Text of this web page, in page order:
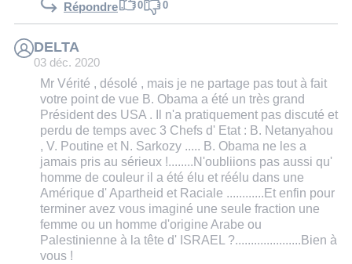
Répondre 0 0
DELTA
03 déc. 2020
Mr Vérité , désolé , mais je ne partage pas tout à fait
votre point de vue B. Obama a été un très grand
Président des USA . Il n'a pratiquement pas discuté et
perdu de temps avec 3 Chefs d' Etat : B. Netanyahou
, V. Poutine et N. Sarkozy ..... B. Obama ne les a
jamais pris au sérieux !........N'oubliions pas aussi qu'
homme de couleur il a été élu et réélu dans une
Amérique d' Apartheid et Raciale ............Et enfin pour
terminer avez vous imaginé une seule fraction une
femme ou un homme d'origine Arabe ou
Palestinienne à la tête d' ISRAEL ?.....................Bien à
vous !